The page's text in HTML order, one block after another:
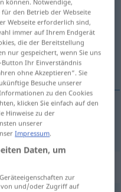
antippen)
den Betrieb der Webseite
Webseite erforderlich sind,
immer auf Ihrem Endgerät
die der Bereitstellung
nur gespeichert, wenn Sie uns
Button Ihr Einverständnis
ohne Akzeptieren“. Sie
Besuche unserer
zu den Cookies
klicken Sie einfach auf den
Hinweise zu der
unserer
Impressum
Daten, um
zur
und/oder Zugriff auf